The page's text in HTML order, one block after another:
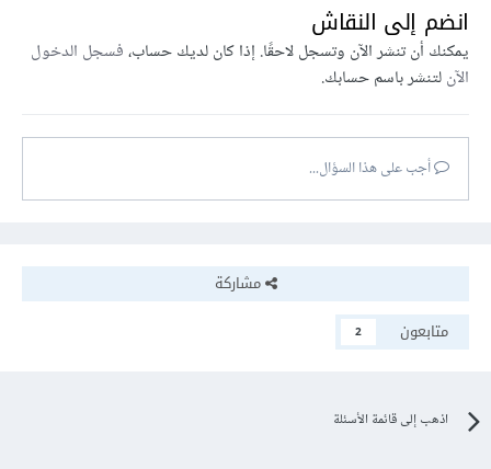
انضم إلى النقاش
يمكنك أن تنشر الآن وتسجل لاحقًا. إذا كان لديك حساب،فسجل الدخول
الآنلتنشر باسم حسابك.
أجب على هذا السؤال...
مشاركة
متابعون
2
اذهب إلى قائمة الأسئلة